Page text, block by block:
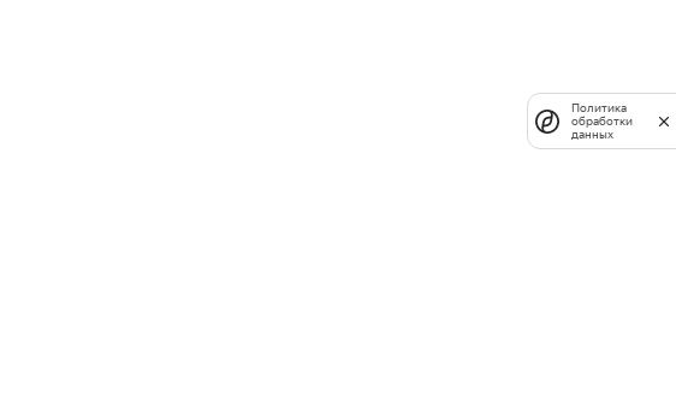
Политика
обработки
данных